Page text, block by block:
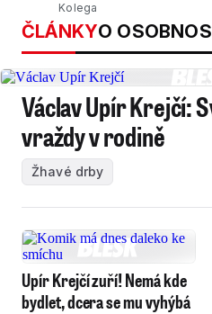
Kolega
ČLÁNKYO
Václav Upír Krejčí:
vraždy v rodině
Žhavé drby
Upír Krejčí zuří! Nemá kde
bydlet, dcera se mu vyhýbá